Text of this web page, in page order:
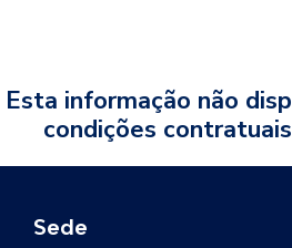
Esta informação não
condições
Sede